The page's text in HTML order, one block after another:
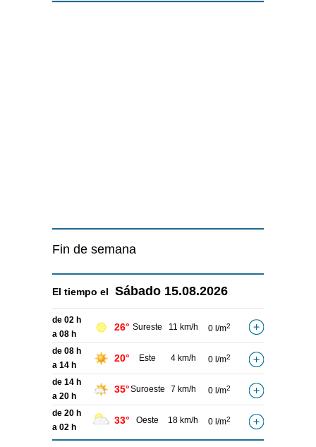
Fin de semana
El tiempo el Sábado 15.08.2026
de 02 h
a 08 h
26° Sureste 11 km/h 0 l/m2
de 08 h
a 14 h
20° Este 4 km/h 0 l/m2
de 14 h
a 20 h
35°Suroeste 7 km/h 0 l/m2
de 20 h
a 02 h
33° Oeste 18 km/h 0 l/m2